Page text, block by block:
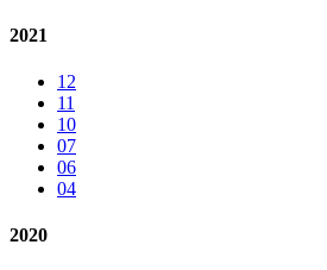
2021
12
11
10
07
06
04
2020